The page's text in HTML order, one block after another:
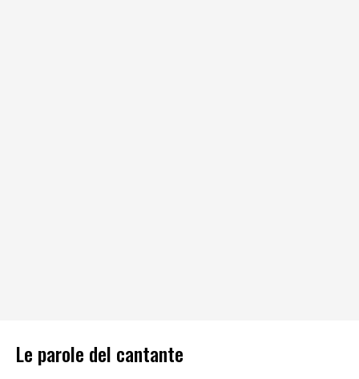
Le parole del cantante